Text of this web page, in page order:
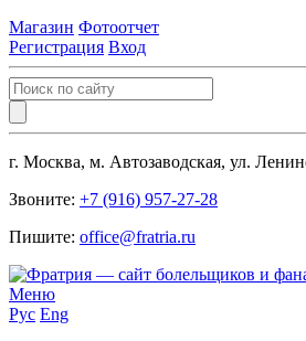
Магазин Фотоотчет
Регистрация Вход
г. Москва, м. Автозаводская, ул.
Звоните: +7 (916) 957-27-28
Пишите: office@fratria.ru
Меню
Рус Eng